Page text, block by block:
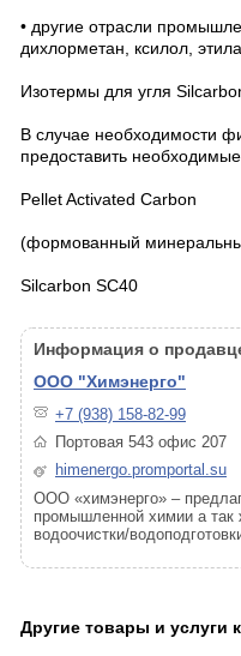
• другие отрасли
дихлорметан, ксилол,
Изотермы для угля
В случае необходимости
предоставить
Pellet Activated Carbon
(формованный
Silcarbon SC40
Информация о
ООО "Химэнерго"
+7 (938) 158-82-99
Портовая 543 офис 207
himenergo.promportal.su
ООО «химэнерго» –
промышленной химии а
водоочистки/
Другие товары и услуги